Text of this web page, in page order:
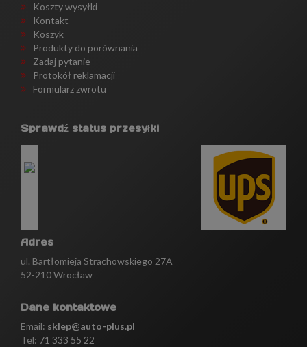
Koszty wysyłki
Kontakt
Koszyk
Produkty do porównania
Zadaj pytanie
Protokół reklamacji
Formularz zwrotu
Sprawdź status przesyłki
Adres
ul. Bartłomieja Strachowskiego 27A
52-210 Wrocław
Dane kontaktowe
Email: sklep@auto-plus.pl
Tel: 71 333 55 22